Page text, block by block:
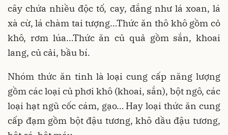
cây chứa nhiều độc tố, cay, đắng như lá xoan, lá
xà cừ, lá chàm tai tượng…Thức ăn thô khô gồm cỏ
khô, rơm lúa…Thức ăn củ quả gồm sắn, khoai
lang, củ cải, bầu bí.
Nhóm thức ăn tinh là loại cung cấp năng lượng
gồm các loại củ phơi khô (khoai, sắn), bột ngô, các
loại hạt ngũ cốc cám, gạo… Hay loại thức ăn cung
cấp đạm gồm bột đậu tương, khô dầu đậu tương,